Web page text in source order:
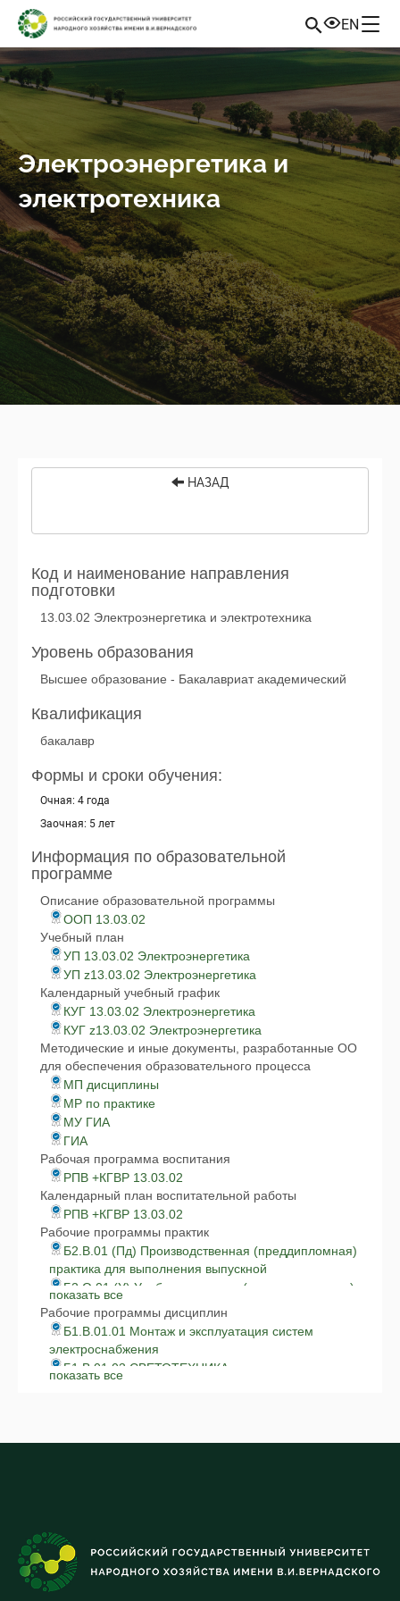
EN
Электроэнергетика и
электротехника
НАЗАД
Код и наименование направления
подготовки
13.03.02 Электроэнергетика и электротехника
Уровень образования
Высшее образование - Бакалавриат академический
Квалификация
бакалавр
Формы и сроки обучения:
Очная: 4 года
Заочная: 5 лет
Информация по образовательной
программе
Описание образовательной программы
ООП 13.03.02
Учебный план
УП 13.03.02 Электроэнергетика
УП z13.03.02 Электроэнергетика
Календарный учебный график
КУГ 13.03.02 Электроэнергетика
КУГ z13.03.02 Электроэнергетика
Методические и иные документы, разработанные ОО
для обеспечения образовательного процесса
МП дисциплины
МР по практике
МУ ГИА
ГИА
Рабочая программа воспитания
РПВ +КГВР 13.03.02
Календарный план воспитательной работы
РПВ +КГВР 13.03.02
Рабочие программы практик
Б2.В.01 (Пд) Производственная (преддипломная)
практика для выполнения выпускной
Б2.О.01 (У) Учебная практика (ознакомительная)
исправлено
Б2.О.03 (П) Производственная практика по
получению профессиональных умений
Б2.О.04 (П) Производственная практика
показать все
Рабочие программы дисциплин
Б1.В.01.01 Монтаж и эксплуатация систем
электроснабжения
Б1.В.01.03 СВЕТОТЕХНИКА
Б1.В.02.01 Аварийные режимы в
Б1.В.02.05 ЭНЕРГОАУДИТ И
ЭНЕРГОСБЕРЕЖЕНИЕ
Б1.В.02.06 ОБОСНОВАНИЕ ИНЖЕНЕРНО-
ТЕХНИЧЕСКИХ РЕШЕНИЙ
показать все